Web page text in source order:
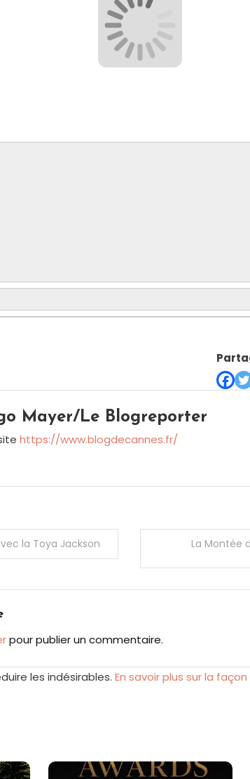
Mayer/Le Blogreporter
https://www.blogdecannes.fr/
la Toya Jackson La Montée
pour publier un commentaire.
les indésirables. En savoir plus sur la